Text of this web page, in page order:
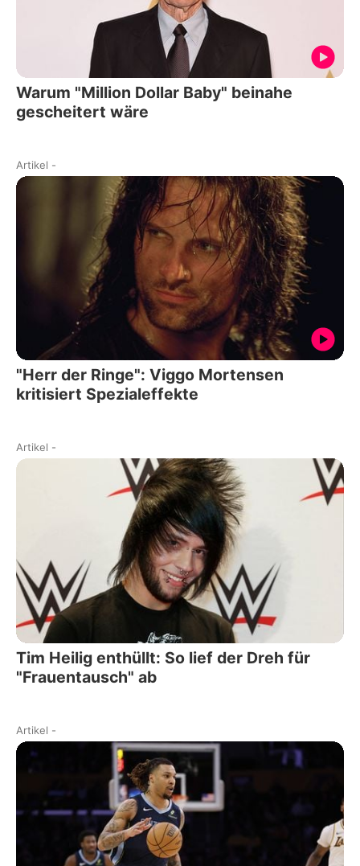
Warum "Million Dollar Baby" beinahe
gescheitert wäre
Artikel -
"Herr der Ringe": Viggo Mortensen
kritisiert Spezialeffekte
Artikel -
Tim Heilig enthüllt: So lief der Dreh für
"Frauentausch" ab
Artikel -